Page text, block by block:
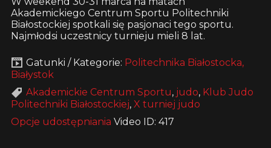
Akademickiego Centrum Sportu Politechniki
Białostockiej spotkali się pasjonaci tego sportu.
Najmłodsi uczestnicy turnieju mieli 8 lat.
Gatunki / Kategorie: Politechnika Białostocka,
Białystok
Akademickie Centrum Sportu, judo, Klub Judo
Politechniki Białostockiej, X turniej judo
Opcje udostępniania Video ID: 417